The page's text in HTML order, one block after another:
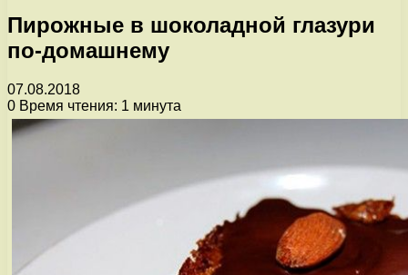
Пирожные в шоколадной глазури
по-домашнему
07.08.2018
0 Время чтения: 1 минута